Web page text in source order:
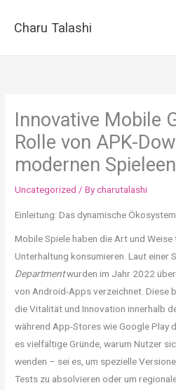
Charu Talashi
Innovative Mobile
Rolle von APK-
modernen
Uncategorized / Bycharutalashi
Einleitung: Das dynamische
Mobile Spiele haben die Art und
Unterhaltung konsumieren. Laut einer
Departmentwurden im Jahr 2022
von Android-Apps verzeichnet. Diese
die Vitalität und Innovation innerhalb
während App-Stores wie Google Play
es vielfältige Gründe, warum Nutzer
wenden – sei es, um spezielle
Tests zu absolvieren oder um